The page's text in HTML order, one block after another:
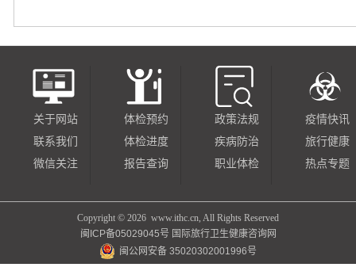
关于网站
联系我们
微信关注
体检预约
体检进度
报告查询
政策法规
疾病防治
职业体检
疫情快讯
旅行健康
热点专题
Copyright © 2026 www.ithc.cn, All Rights Reserved
闽ICP备05029045号 国际旅行卫生健康咨询网
闽公网安备 35020302001996号